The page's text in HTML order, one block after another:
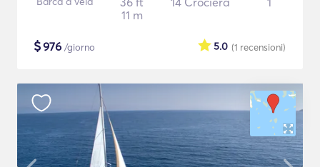
11 m
$976 /giorno (1 recensioni)
5.0